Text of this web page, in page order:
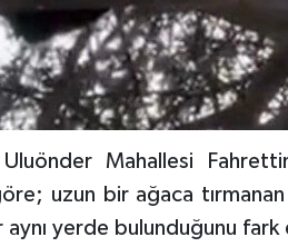
Uluönder Mahallesi
uzun bir ağaca tırmanan
yerde bulunduğunu fark